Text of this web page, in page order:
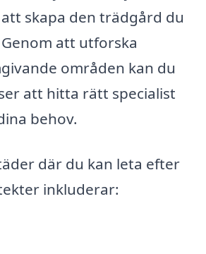
skapa den trädgård du
att utforska
områden kan du
att hitta rätt specialist
behov.
där du kan leta efter
inkluderar: